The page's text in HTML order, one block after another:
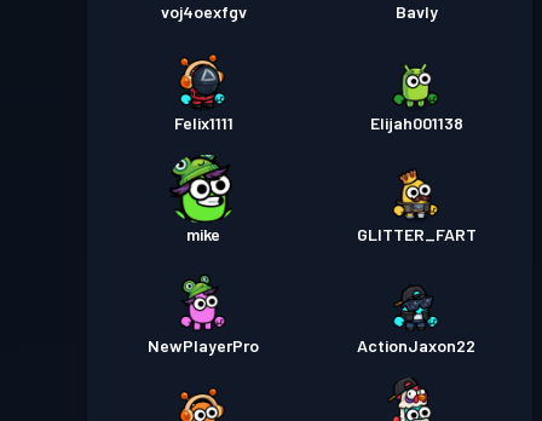
voj4oexfgv Bavly
Felix1111 Elijah001138
mike GLITTER_FART
NewPlayerPro ActionJaxon22